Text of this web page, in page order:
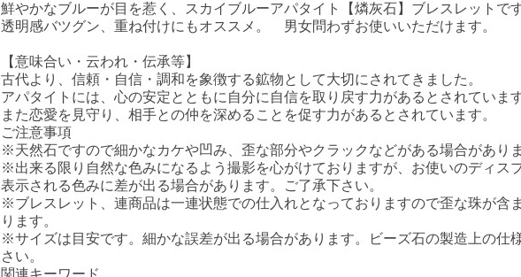
鮮やかなブルーが目を惹く、スカイブルーアパタイト【燐灰石】ブレスレットです
透明感バツグン、重ね付けにもオススメ。 男女問わずお使いいただけます。
【意味合い・云われ・伝承等】
古代より、信頼・自信・調和を象徴する鉱物として大切にされてきました。
アパタイトには、心の安定とともに自分に自信を取り戻す力があるとされています
また恋愛を見守り、相手との仲を深めることを促す力があるとされています。
ご注意事項
※天然石ですので細かなカケや凹み、歪な部分やクラックなどがある場合がありま
※出来る限り自然な色みになるよう撮影を心がけておりますが、お使いのディス
表示される色みに差が出る場合があります。ご了承下さい。
※ブレスレット、連商品は一連状態での仕入れとなっておりますので歪な珠が含
ります。
※サイズは目安です。細かな誤差が出る場合があります。ビーズ石の製造上の仕
さい。